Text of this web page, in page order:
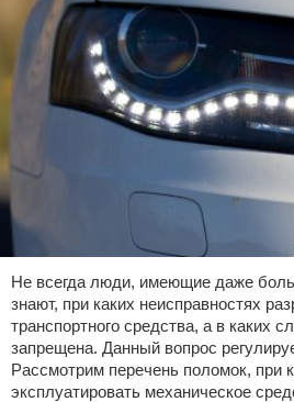
Не всегда люди, имеющие даже
знают, при каких неисправностях
транспортного средства, а в каких
запрещена. Данный вопрос
Рассмотрим перечень поломок, при
эксплуатировать механическое